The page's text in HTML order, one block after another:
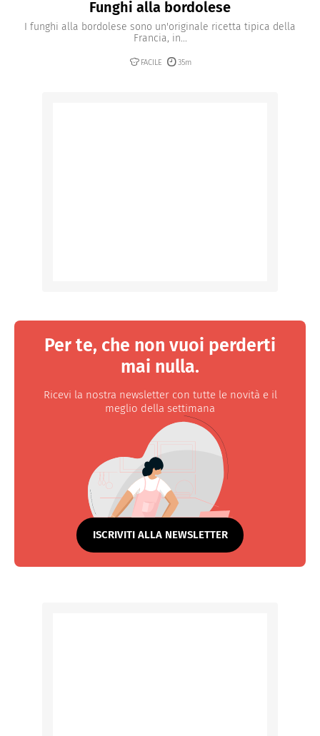
Funghi alla bordolese
I funghi alla bordolese sono un'originale ricetta tipica della
Francia, in...
FACILE 35m
Per te, che non vuoi perderti
mai nulla.
Ricevi la nostra newsletter con tutte le novità e il
meglio della settimana
ISCRIVITI ALLA NEWSLETTER